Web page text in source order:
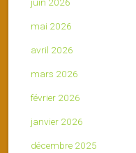
juin 2026
mai 2026
avril 2026
mars 2026
février 2026
janvier 2026
décembre 2025